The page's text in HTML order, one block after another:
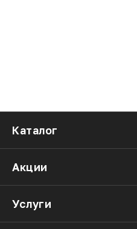
Каталог
Акции
Услуги